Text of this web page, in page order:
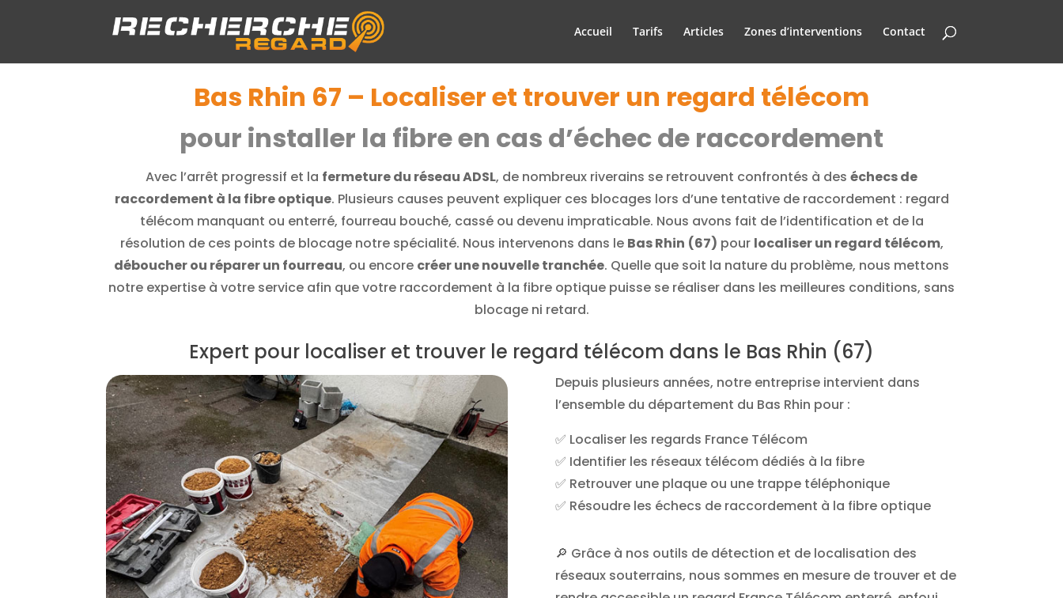
Accueil Tarifs Articles Zones d’interventions Contact
Bas Rhin 67 – Localiser et trouver un regard télécom
pour installer la fibre en cas d’échec de raccordement
Avec l’arrêt progressif et la fermeture du réseau ADSL, de nombreux riverains se retrouvent confrontés à des échecs de
raccordement à la fibre optique. Plusieurs causes peuvent expliquer ces blocages lors d’une tentative de raccordement : regard
télécom manquant ou enterré, fourreau bouché, cassé ou devenu impraticable. Nous avons fait de l’identification et de la
résolution de ces points de blocage notre spécialité. Nous intervenons dans le Bas Rhin (67) pour localiser un regard télécom,
déboucher ou réparer un fourreau, ou encore créer une nouvelle tranchée. Quelle que soit la nature du problème, nous mettons
notre expertise à votre service afin que votre raccordement à la fibre optique puisse se réaliser dans les meilleures conditions, sans
blocage ni retard.
Expert pour localiser et trouver le regard télécom dans le Bas Rhin (67)
Depuis plusieurs années, notre entreprise intervient dans
l’ensemble du département du Bas Rhin pour :
✅ Localiser les regards France Télécom
✅ Identifier les réseaux télécom dédiés à la fibre
✅ Retrouver une plaque ou une trappe téléphonique
✅ Résoudre les échecs de raccordement à la fibre optique
🔎 Grâce à nos outils de détection et de localisation des
réseaux souterrains, nous sommes en mesure de trouver et de